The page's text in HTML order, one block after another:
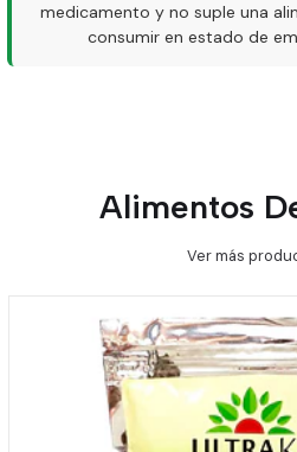
medicamento y no suple una
consumir en estado de
Alimentos
Ver más